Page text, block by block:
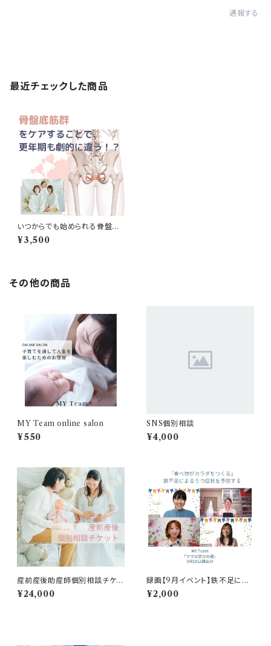
通報する
最近チェックした商品
いつからでも始められる骨盤底
筋セルフケア
¥3,500
その他の商品
MY Team online salon
¥550
SNS個別相談
¥4,000
産前産後助産師個別相談チケッ
ト5枚
¥24,000
録画【9月イベント】鉄不足によ
るうつ症状を防ぐ
¥2,000